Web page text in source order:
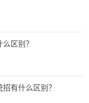
区别？
有什么区别？